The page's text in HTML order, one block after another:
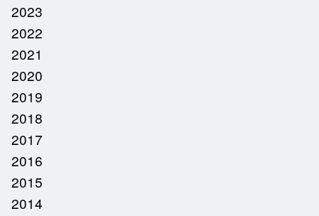
2023
2022
2021
2020
2019
2018
2017
2016
2015
2014